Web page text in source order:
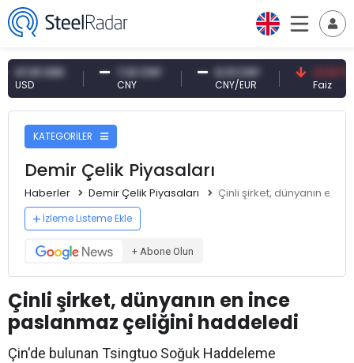
USD 7,10 CNY 0,13 CNY
CNY/EUR
41,53 TRY
KATEGORİLER
Demir Çelik Piyasaları
Haberler Demir Çelik Piyasaları Çinli şirket, dünyanın en
İzleme Listeme Ekle
+ Abone Olun
Çinli şirket, dünyanın en ince
paslanmaz çeliğini haddeledi
Çin'de bulunan Tsingtuo Soğuk Haddeleme